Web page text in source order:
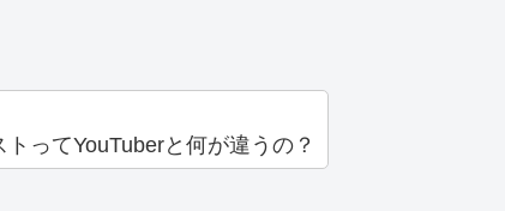
トってYouTuberと何が違うの？